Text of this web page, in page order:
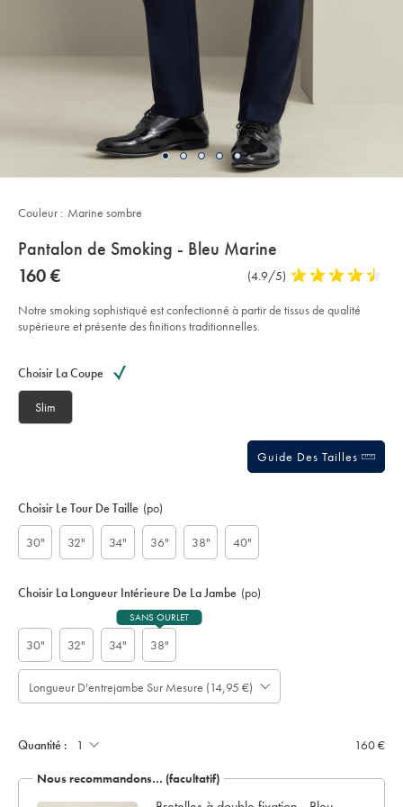
details
about
product:
Pantalon de Smoking - Bleu Marine
Details
https://www.charlestyrwhitt.com/fr/pantalon-
de-
-
bleu-
now
€
160 €
Commentaires
l’article
(4.9/5) 4,9
out
Notre smoking sophistiqué est confectionné à partir de tissus de qualité
supérieure et présente des finitions traditionnelles.
Couleur : Marine sombre
Actions
cart
Choisir La Coupe
Slim
Guide Des Tailles
Choisir Le Tour De Taille (po)
30" 32" 34" 36" 38" 40"
Choisir La Longueur Intérieure De La Jambe (po)
30" 32" 34" 38"
SANS OURLET
Longueur D'entrejambe Sur Mesure (14,95 €)
noter
Prévoir
jours
supplémentaires
pour
only:
Quantité : 160 €
Nous recommandons… (facultatif)